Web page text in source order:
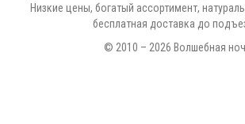
Низкие цены, богатый ассортимент,
бесплатная доставка до
© 2010 – 2026 Волшебная